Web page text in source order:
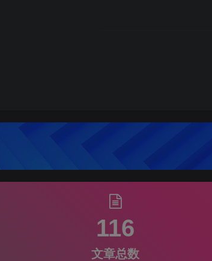
116
文章总数